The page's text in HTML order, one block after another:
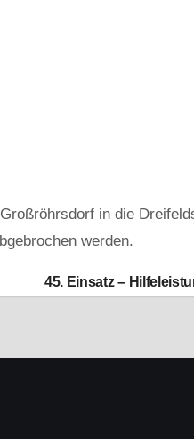
in die
werden.
45. Einsatz –